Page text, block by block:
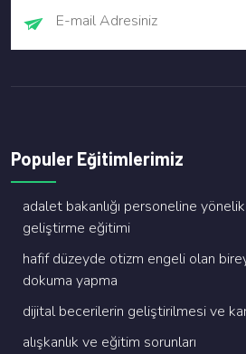
Populer Eğitimlerimiz
adalet bakanliği personeli̇ne
geli̇şti̇rme eği̇ti̇mi̇
hafi̇f düzeyde oti̇zm engeli̇ olan
dokuma yapma
di̇ji̇tal beceri̇leri̇n geli̇şti̇ri̇lmesi̇ ve
alişkanlik ve eği̇ti̇m sorunlari